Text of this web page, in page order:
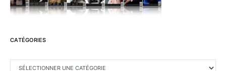
CATÉGORIES
CATÉGORIES